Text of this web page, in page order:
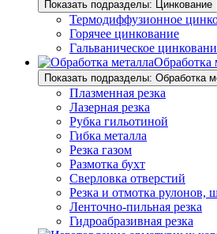
Показать подразделы: Цинкование
Термодиффузионное
Горячее цинкование
Гальваническое
Обработка
Показать подразделы: Обработка
Плазменная резка
Лазерная резка
Рубка гильотиной
Гибка металла
Резка газом
Размотка бухт
Сверловка отверстий
Резка и отмотка рулонов,
Ленточно-пильная резка
Гидроабразивная резка